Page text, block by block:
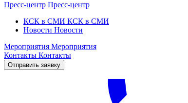
Пресс-центр Пресс-центр
КСК в СМИ КСК в СМИ
Новости Новости
Мероприятия Мероприятия
Контакты Контакты
Отправить заявку